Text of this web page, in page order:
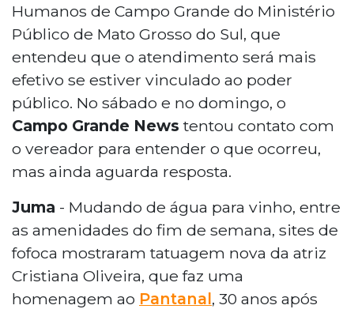
Humanos de Campo Grande do Ministério
Público de Mato Grosso do Sul, que
entendeu que o atendimento será mais
efetivo se estiver vinculado ao poder
público. No sábado e no domingo, o
Campo Grande News tentou contato com
o vereador para entender o que ocorreu,
mas ainda aguarda resposta.
Juma - Mudando de água para vinho, entre
as amenidades do fim de semana, sites de
fofoca mostraram tatuagem nova da atriz
Cristiana Oliveira, que faz uma
homenagem ao Pantanal, 30 anos após